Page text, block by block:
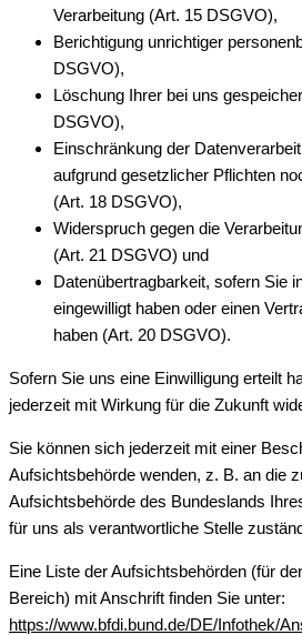
Verarbeitung (Art. 15 DSGVO),
Berichtigung unrichtiger
DSGVO),
Löschung Ihrer bei uns
DSGVO),
Einschränkung der
aufgrund gesetzlicher Pflichten
(Art. 18 DSGVO),
Widerspruch gegen die
(Art. 21 DSGVO) und
Datenübertragbarkeit, sofern Sie
eingewilligt haben oder einen
haben (Art. 20 DSGVO).
Sofern Sie uns eine Einwilligung erteilt
jederzeit mit Wirkung für die Zukunft
Sie können sich jederzeit mit einer
Aufsichtsbehörde wenden, z. B. an die
Aufsichtsbehörde des Bundeslands
für uns als verantwortliche Stelle
Eine Liste der Aufsichtsbehörden (für
Bereich) mit Anschrift finden Sie unter:
https://www.bfdi.bund.de/DE/Infothek/